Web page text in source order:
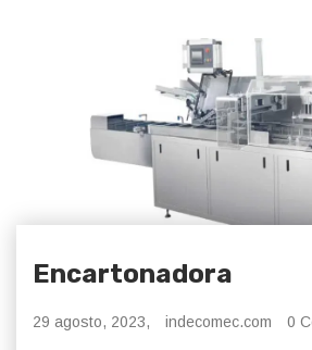
Encartonadora
29 agosto, 2023, indecomec.com 0